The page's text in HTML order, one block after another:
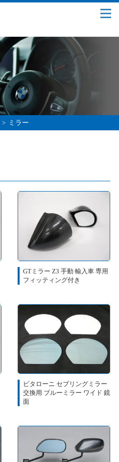
> ミラー
GTミラー Z3 手動 輸入車 専用
フィッティング付き
ビタローニ セブリングミラー
交換用 ブルーミラー ワイド 鏡
面